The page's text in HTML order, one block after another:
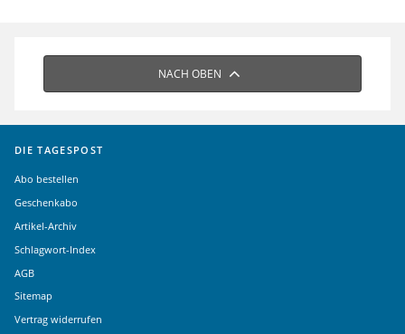
NACH OBEN
DIE TAGESPOST
Abo bestellen
Geschenkabo
Artikel-Archiv
Schlagwort-Index
AGB
Sitemap
Vertrag widerrufen